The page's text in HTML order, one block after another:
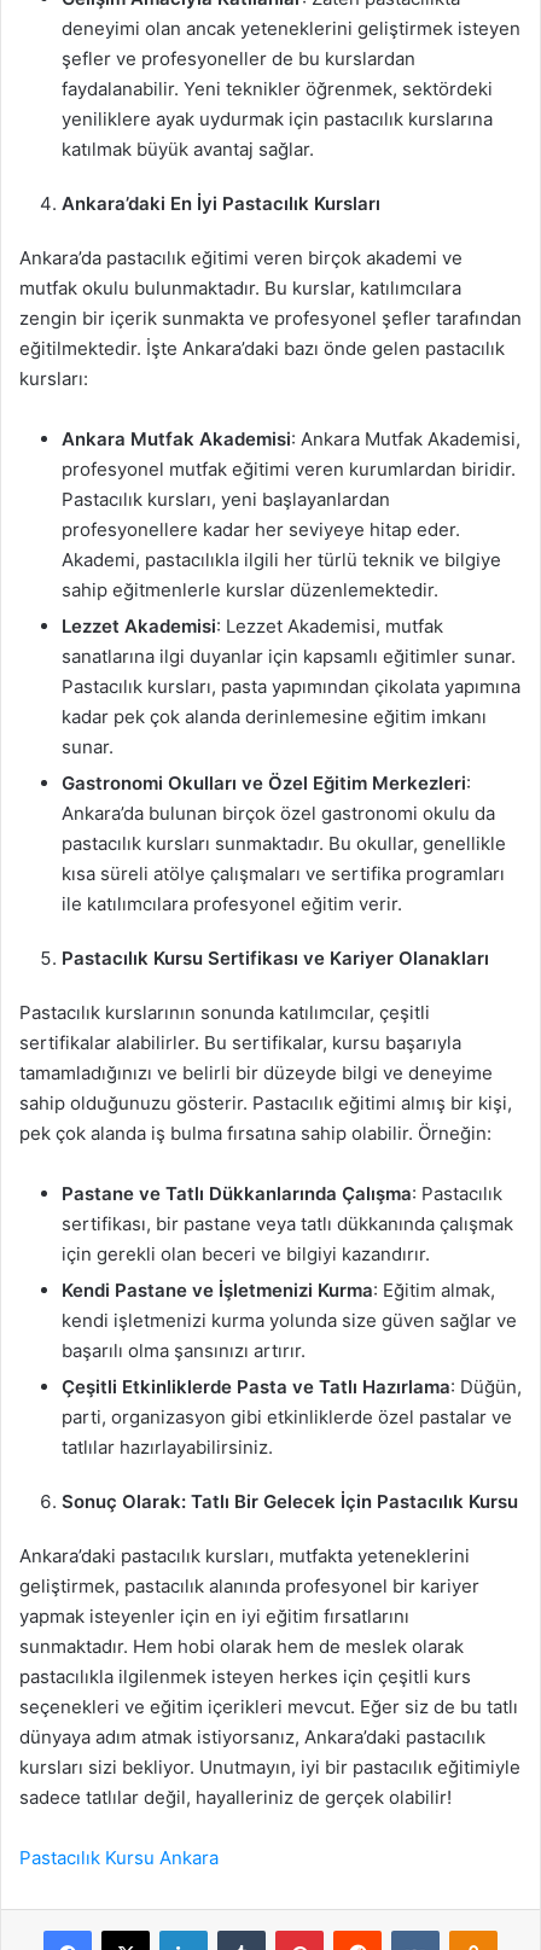
deneyimi olan ancak yeteneklerini geliştirmek isteyen
şefler ve profesyoneller de bu kurslardan
faydalanabilir. Yeni teknikler öğrenmek, sektördeki
yeniliklere ayak uydurmak için pastacılık kurslarına
katılmak büyük avantaj sağlar.
Ankara’daki En İyi Pastacılık Kursları
Ankara’da pastacılık eğitimi veren birçok akademi ve
mutfak okulu bulunmaktadır. Bu kurslar, katılımcılara
zengin bir içerik sunmakta ve profesyonel şefler tarafından
eğitilmektedir. İşte Ankara’daki bazı önde gelen pastacılık
kursları:
Ankara Mutfak Akademisi: Ankara Mutfak Akademisi,
profesyonel mutfak eğitimi veren kurumlardan biridir.
Pastacılık kursları, yeni başlayanlardan
profesyonellere kadar her seviyeye hitap eder.
Akademi, pastacılıkla ilgili her türlü teknik ve bilgiye
sahip eğitmenlerle kurslar düzenlemektedir.
Lezzet Akademisi: Lezzet Akademisi, mutfak
sanatlarına ilgi duyanlar için kapsamlı eğitimler sunar.
Pastacılık kursları, pasta yapımından çikolata yapımına
kadar pek çok alanda derinlemesine eğitim imkanı
sunar.
Gastronomi Okulları ve Özel Eğitim Merkezleri:
Ankara’da bulunan birçok özel gastronomi okulu da
pastacılık kursları sunmaktadır. Bu okullar, genellikle
kısa süreli atölye çalışmaları ve sertifika programları
ile katılımcılara profesyonel eğitim verir.
Pastacılık Kursu Sertifikası ve Kariyer Olanakları
Pastacılık kurslarının sonunda katılımcılar, çeşitli
sertifikalar alabilirler. Bu sertifikalar, kursu başarıyla
tamamladığınızı ve belirli bir düzeyde bilgi ve deneyime
sahip olduğunuzu gösterir. Pastacılık eğitimi almış bir kişi,
pek çok alanda iş bulma fırsatına sahip olabilir. Örneğin:
Pastane ve Tatlı Dükkanlarında Çalışma: Pastacılık
sertifikası, bir pastane veya tatlı dükkanında çalışmak
için gerekli olan beceri ve bilgiyi kazandırır.
Kendi Pastane ve İşletmenizi Kurma: Eğitim almak,
kendi işletmenizi kurma yolunda size güven sağlar ve
başarılı olma şansınızı artırır.
Çeşitli Etkinliklerde Pasta ve Tatlı Hazırlama: Düğün,
parti, organizasyon gibi etkinliklerde özel pastalar ve
tatlılar hazırlayabilirsiniz.
Sonuç Olarak: Tatlı Bir Gelecek İçin Pastacılık Kursu
Ankara’daki pastacılık kursları, mutfakta yeteneklerini
geliştirmek, pastacılık alanında profesyonel bir kariyer
yapmak isteyenler için en iyi eğitim fırsatlarını
sunmaktadır. Hem hobi olarak hem de meslek olarak
pastacılıkla ilgilenmek isteyen herkes için çeşitli kurs
seçenekleri ve eğitim içerikleri mevcut. Eğer siz de bu tatlı
dünyaya adım atmak istiyorsanız, Ankara’daki pastacılık
kursları sizi bekliyor. Unutmayın, iyi bir pastacılık eğitimiyle
sadece tatlılar değil, hayalleriniz de gerçek olabilir!
Pastacılık Kursu Ankara
Facebook
X LinkedInTumblr PinterestReddit VKontakte